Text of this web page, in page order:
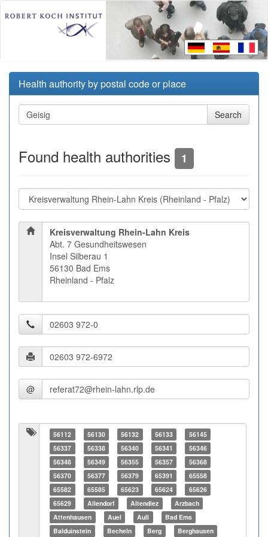
Health authority by postal code or place
Found health authorities 1
Kreisverwaltung Rhein-Lahn Kreis
Abt. 7 Gesundheitswesen
Insel Silberau 1
56130 Bad Ems
Rheinland - Pfalz
@
56112 56130 56132 56133
56145
56337
56338 56340 56341
56346
56348
56349 56355 56357
56368
56370
56377 56379 65391
65558
65582
65585 65623 65624
65626
65629
Allendorf Altendiez
Arzbach
Attenhausen
Auel Aull
Bad Ems
Balduinstein
Becheln Berg Berghausen